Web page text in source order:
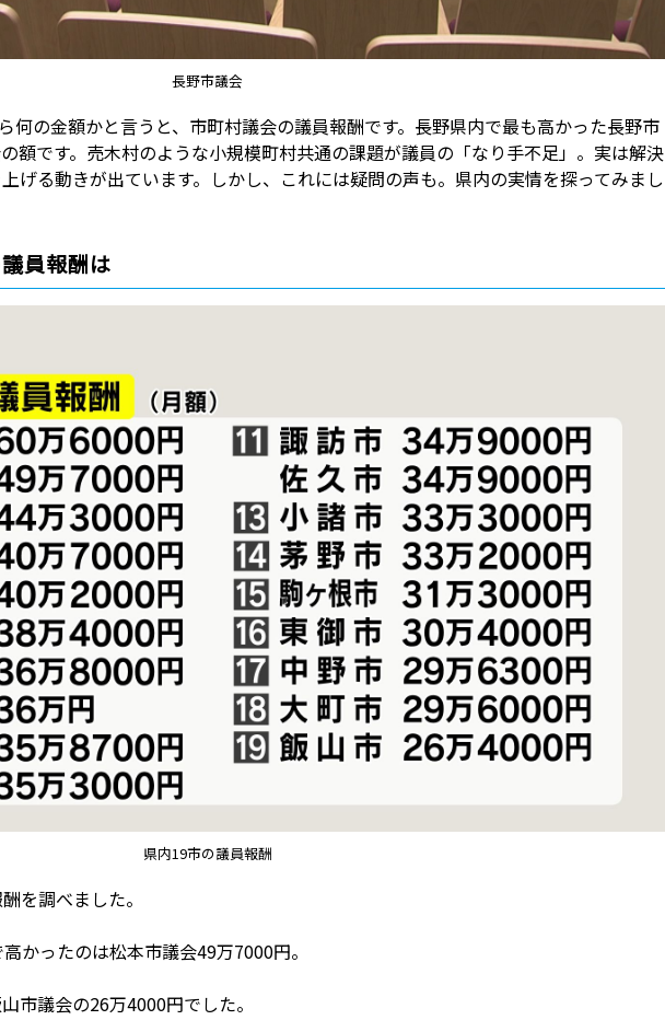
長野市議会
何の金額かと言うと、市町村議会の議員報酬です。長野県内で最も高かった長野市
額です。売木村のような小規模町村共通の課題が議員の「なり手不足」。実は解決
げる動きが出ています。しかし、これには疑問の声も。県内の実情を探ってみまし
員報酬は
県内19市の議員報酬
を調べました。
かったのは松本市議会49万7000円。
市議会の26万4000円でした。